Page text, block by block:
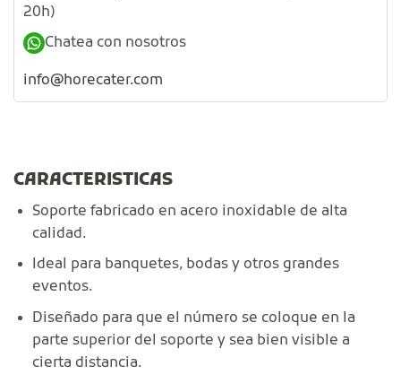
20h)
Chatea con nosotros
info@horecater.com
CARACTERISTICAS
Soporte fabricado en acero inoxidable de alta
calidad.
Ideal para banquetes, bodas y otros grandes
eventos.
Diseñado para que el número se coloque en la
parte superior del soporte y sea bien visible a
cierta distancia.